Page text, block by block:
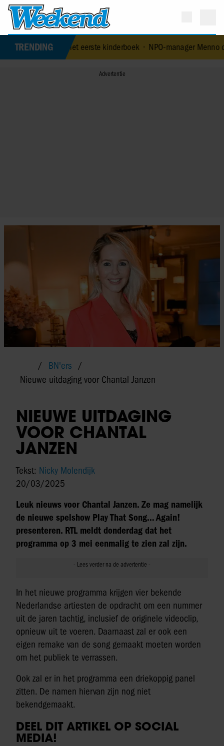
TRENDING
met eerste kinderboek•NPO-manager Menno de Boer
BN'ers
Nieuwe uitdaging voor Chantal Janzen
NIEUWE UITDAGING
VOOR CHANTAL
JANZEN
Tekst: Nicky Molendijk
20/03/2025
Leuk nieuws voor Chantal Janzen. Ze mag namelijk
de nieuwe spelshow Play That Song… Again!
presenteren. RTL meldt donderdag dat het
programma op 3 mei eenmalig te zien zal zijn.
In het nieuwe programma krijgen vier bekende
Nederlandse artiesten de opdracht om een nummer
uit de jaren tachtig, inclusief de originele videoclip,
opnieuw uit te voeren. Daarnaast zal er ook een
eigen remake van de song gemaakt moeten worden
om het publiek te verrassen.
Ook zal er in het programma een driekoppig panel
zitten. De namen hiervan zijn nog niet
bekendgemaakt.
DEEL DIT ARTIKEL OP SOCIAL
MEDIA!